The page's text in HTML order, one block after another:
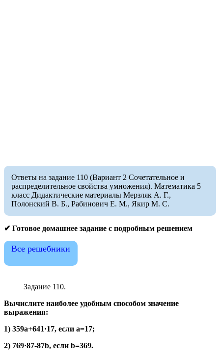
Ответы на задание 110 (Вариант 2 Сочетательное и
распределительное свойства умножения). Математика 5
класс Дидактические материалы Мерзляк А. Г.,
Полонский В. Б., Рабинович Е. М., Якир М. С.
✔ Готовое домашнее задание с подробным решением
Все решебники
Задание 110.
Вычислите наиболее удобным способом значение
выражения:
1) 359a+641·17, если a=17;
2) 769·87-87b, если b=369.